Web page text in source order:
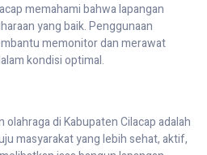
memahami bahwa lapangan
yang baik. Penggunaan
memonitor dan merawat
kondisi optimal.
di Kabupaten Cilacap adalah
masyarakat yang lebih sehat, aktif,